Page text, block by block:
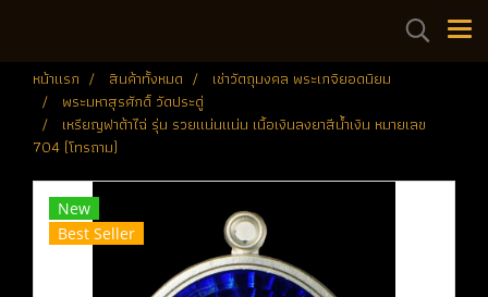
หน้าแรก สินค้าทั้งหมด
เช่าวัตถุมงคล พระเกจิยอดนิยม
พระมหาสุรศักดิ์ วัดประดู่
เหรียญฟาต้าไฉ่ รุ่น รวยแน่นแน่น เนื้อเงินลงยาสีน้ำเงิน หมายเลข
704 (โทรถาม)
New
Best Seller